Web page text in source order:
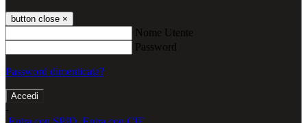
button close ×
Nome Utente
Password
Password dimenticata?
-